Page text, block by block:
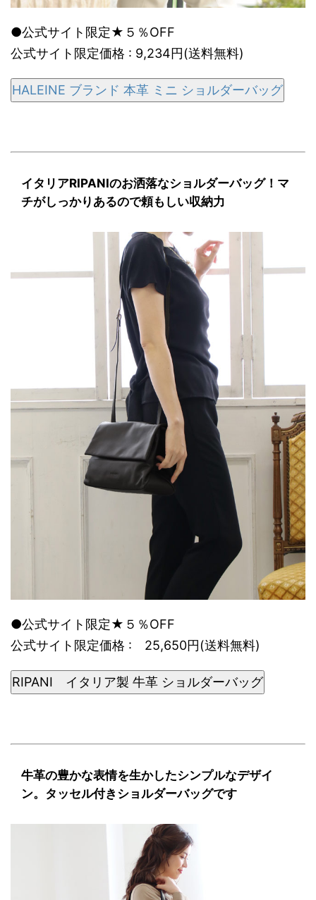
●公式サイト限定★５％OFF
公式サイト限定価格 : 9,234円(送料無料)
HALEINE ブランド 本革 ミニ ショルダーバッグ
イタリアRIPANIのお洒落なショルダーバッグ！マ
チがしっかりあるので頼もしい収納力
●公式サイト限定★５％OFF
公式サイト限定価格 : 25,650円(送料無料)
RIPANI イタリア製 牛革 ショルダーバッグ
牛革の豊かな表情を生かしたシンプルなデザイ
ン。タッセル付きショルダーバッグです